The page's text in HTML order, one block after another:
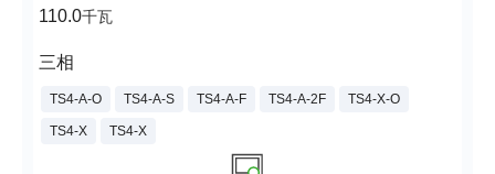
110.0千瓦
三相
TS4-A-O TS4-A-S TS4-A-F TS4-A-2F TS4-X-O
TS4-X TS4-X